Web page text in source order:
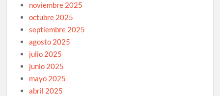
noviembre 2025
octubre 2025
septiembre 2025
agosto 2025
julio 2025
junio 2025
mayo 2025
abril 2025